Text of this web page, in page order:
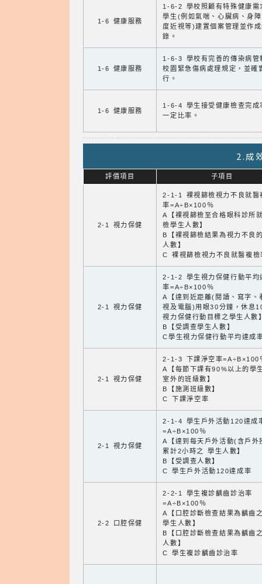
1-6 健康服務
1-6-2 學校照顧有特殊健康需
學生(例如氣喘、心臟病、身
度近視等)建置個案管理並作
錄。
1-6 健康服務
1-6-3 學校有完善的傳染病管
校園緊急傷病處理規定，並確
行。
1-6 健康服務
1-6-4 學生接受健康檢查完成
一定比率。
2.成
評價項目 子項目
2-1 視力保健
2-1-1 裸視篩檢視力不良就醫
率=A÷B×100％
A【裸視篩檢至合格眼科診所
檢學生人數】
B【裸視篩檢結果為視力不良
人數】
C 裸視篩檢視力不良就醫複檢
2-1 視力保健
2-1-2 學生視力保健行動平均
率=A÷B×100％
A【達到近距離(閱讀、寫字、
視及電腦)用眼30分鐘，休息
視力保健行動目標之學生人數
B【受調查學生人數】
C學生視力保健行動平均達成
2-1 視力保健
2-1-3 下課淨空率=A÷B×100
A【每節下課有90%以上的學
室外的班級數】
B【施測班級數】
C 下課淨空率
2-1 視力保健
2-1-4 學生戶外活動120達成
=A÷B×100％
A【達到每天戶外活動(含戶外
累計2小時之 學生人數】
B【受調查人數】
C 學生戶外活動120達成率
2-2 口腔保健
2-2-1 學生複診齲齒診治率
=A÷B×100％
A【口腔診斷檢查結果為齲齒
學生人數】
B【口腔診斷檢查結果為齲齒
人數】
C 學生複診齲齒診治率